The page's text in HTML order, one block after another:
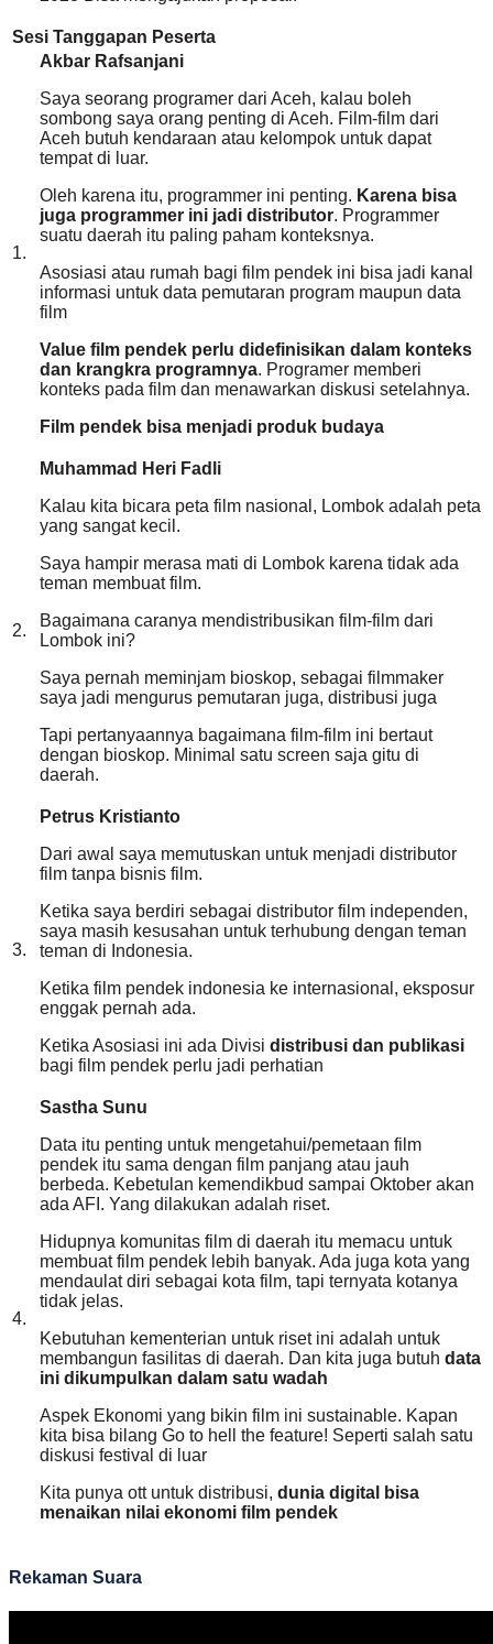
Sesi Tanggapan Peserta
1.
Akbar Rafsanjani
Saya seorang programer dari Aceh, kalau boleh
sombong saya orang penting di Aceh. Film-film dari
Aceh butuh kendaraan atau kelompok untuk dapat
tempat di luar.
Oleh karena itu, programmer ini penting. Karena bisa
juga programmer ini jadi distributor. Programmer
suatu daerah itu paling paham konteksnya.
Asosiasi atau rumah bagi film pendek ini bisa jadi kanal
informasi untuk data pemutaran program maupun data
film
Value film pendek perlu didefinisikan dalam konteks
dan krangkra programnya. Programer memberi
konteks pada film dan menawarkan diskusi setelahnya.
Film pendek bisa menjadi produk budaya
2.
Muhammad Heri Fadli
Kalau kita bicara peta film nasional, Lombok adalah peta
yang sangat kecil.
Saya hampir merasa mati di Lombok karena tidak ada
teman membuat film.
Bagaimana caranya mendistribusikan film-film dari
Lombok ini?
Saya pernah meminjam bioskop, sebagai filmmaker
saya jadi mengurus pemutaran juga, distribusi juga
Tapi pertanyaannya bagaimana film-film ini bertaut
dengan bioskop. Minimal satu screen saja gitu di
daerah.
3.
Petrus Kristianto
Dari awal saya memutuskan untuk menjadi distributor
film tanpa bisnis film.
Ketika saya berdiri sebagai distributor film independen,
saya masih kesusahan untuk terhubung dengan teman
teman di Indonesia.
Ketika film pendek indonesia ke internasional, eksposur
enggak pernah ada.
Ketika Asosiasi ini ada Divisi distribusi dan publikasi
bagi film pendek perlu jadi perhatian
4.
Sastha Sunu
Data itu penting untuk mengetahui/pemetaan film
pendek itu sama dengan film panjang atau jauh
berbeda. Kebetulan kemendikbud sampai Oktober akan
ada AFI. Yang dilakukan adalah riset.
Hidupnya komunitas film di daerah itu memacu untuk
membuat film pendek lebih banyak. Ada juga kota yang
mendaulat diri sebagai kota film, tapi ternyata kotanya
tidak jelas.
Kebutuhan kementerian untuk riset ini adalah untuk
membangun fasilitas di daerah. Dan kita juga butuh data
ini dikumpulkan dalam satu wadah
Aspek Ekonomi yang bikin film ini sustainable. Kapan
kita bisa bilang Go to hell the feature! Seperti salah satu
diskusi festival di luar
Kita punya ott untuk distribusi, dunia digital bisa
menaikan nilai ekonomi film pendek
Rekaman Suara